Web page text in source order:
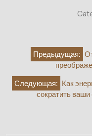
Навигация
записям
Предыдущая:
Следующая: Как
сократить ваши